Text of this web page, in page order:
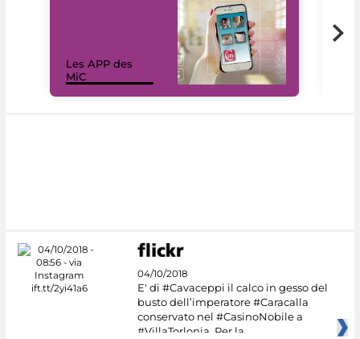
Les APP des
MiC
04/10/2018
E' di #Cavaceppi il calco in gesso del
busto dell’imperatore #Caracalla
conservato nel #CasinoNobile a
#VillaTorlonia. Per la